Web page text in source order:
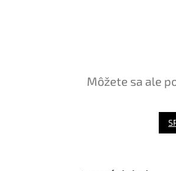
Môžete sa ale